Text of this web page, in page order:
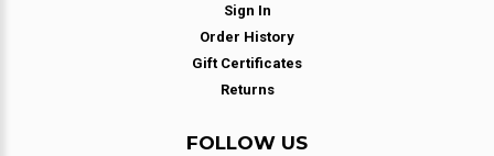
Sign In
Order History
Gift Certificates
Returns
FOLLOW US